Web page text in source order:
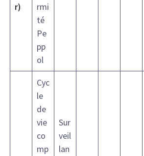
r)
rmi
té
Pe
pp
ol
Cyc
le
de
vie
co
mp
Sur
veil
lan